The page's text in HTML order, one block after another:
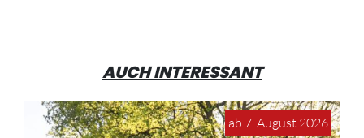
AUCH INTERESSANT
ab 7. August 2026